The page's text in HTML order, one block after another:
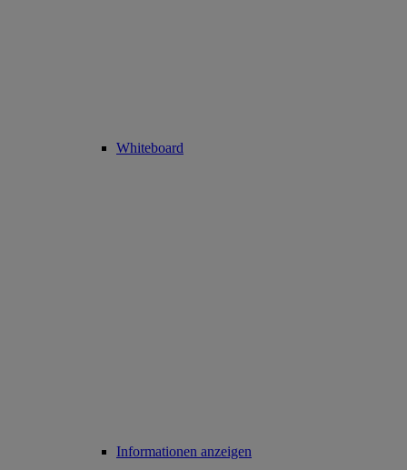
Whiteboard
Informationen anzeigen